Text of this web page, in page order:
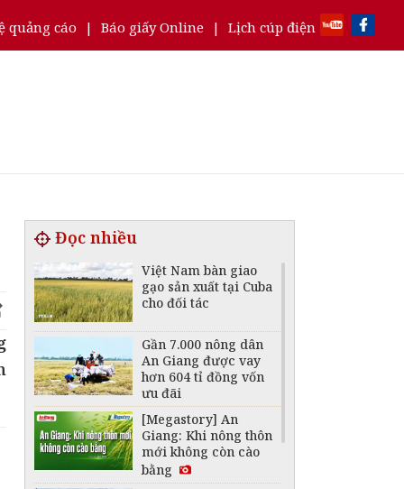
quảng cáo | Báo giấy Online | Lịch cúp điện
Đọc nhiều
Việt Nam bàn giao
gạo sản xuất tại Cuba
cho đối tác
Gần 7.000 nông dân
An Giang được vay
hơn 604 tỉ đồng vốn
ưu đãi
[Megastory] An
Giang: Khi nông thôn
mới không còn cào
bằng